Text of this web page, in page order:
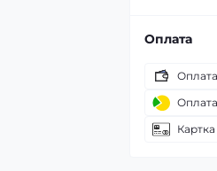
Оплата